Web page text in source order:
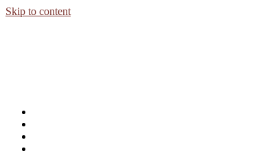
Skip to content